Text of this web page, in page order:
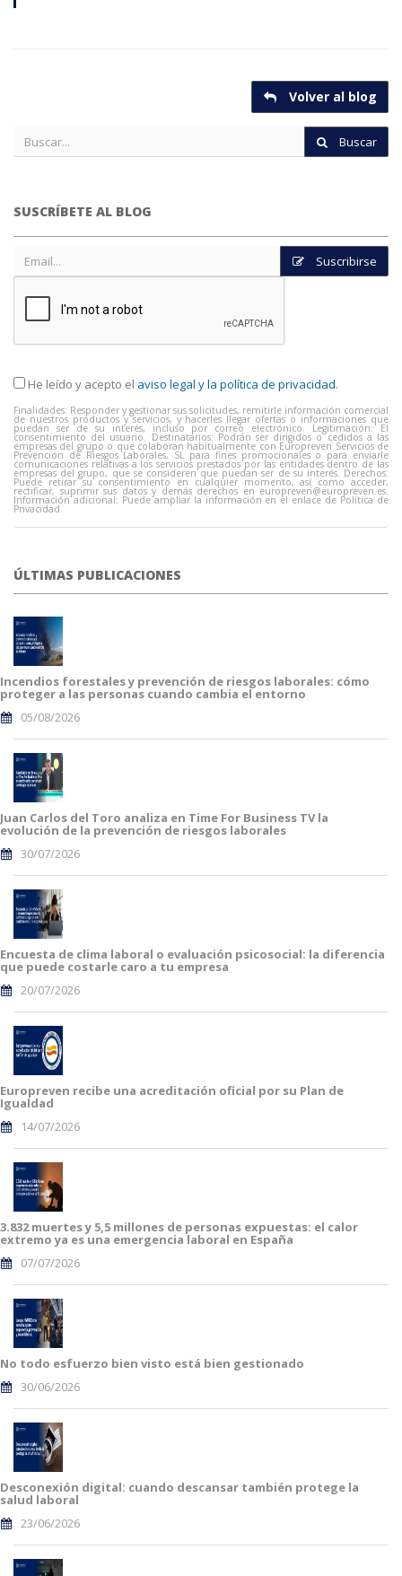
Volver al blog
Buscar
SUSCRÍBETE AL BLOG
Suscribirse
He leído y acepto el aviso legal y la política de privacidad.
Finalidades: Responder y gestionar sus solicitudes, remitirle información comercial
de nuestros productos y servicios, y hacerles llegar ofertas o informaciones que
puedan ser de su interés, incluso por correo electrónico. Legitimación: El
consentimiento del usuario. Destinatarios: Podrán ser dirigidos o cedidos a las
empresas del grupo o que colaboran habitualmente con Europreven Servicios de
Prevención de Riesgos Laborales, SL para fines promocionales o para enviarle
comunicaciones relativas a los servicios prestados por las entidades dentro de las
empresas del grupo, que se consideren que puedan ser de su interés. Derechos:
Puede retirar su consentimiento en cualquier momento, así como acceder,
rectificar, suprimir sus datos y demás derechos en europreven@europreven.es.
Información adicional: Puede ampliar la información en el enlace de Política de
Privacidad.
ÚLTIMAS PUBLICACIONES
Incendios forestales y prevención de riesgos laborales: cómo
proteger a las personas cuando cambia el entorno
05/08/2026
Juan Carlos del Toro analiza en Time For Business TV la
evolución de la prevención de riesgos laborales
30/07/2026
Encuesta de clima laboral o evaluación psicosocial: la diferencia
que puede costarle caro a tu empresa
20/07/2026
Europreven recibe una acreditación oficial por su Plan de
Igualdad
14/07/2026
3.832 muertes y 5,5 millones de personas expuestas: el calor
extremo ya es una emergencia laboral en España
07/07/2026
No todo esfuerzo bien visto está bien gestionado
30/06/2026
Desconexión digital: cuando descansar también protege la
salud laboral
23/06/2026